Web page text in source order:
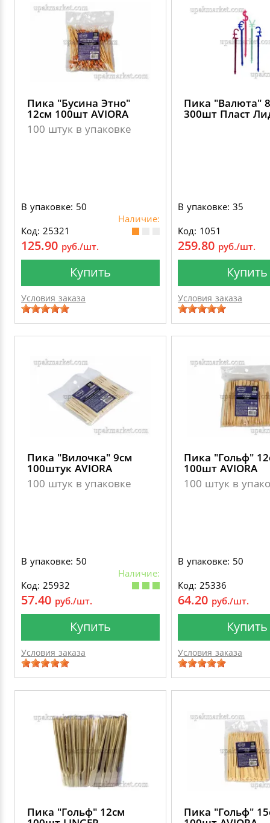
Пика "Бусина Этно"
12см 100шт AVIORA
100 штук в упаковке
В упаковке: 50
Наличие:
Код: 25321
125.90 руб./шт.
Купить
Условия заказа
Пика "Валюта"
300шт Пласт
В упаковке: 35
Код: 1051
259.80 руб./шт.
Купить
Условия заказа
Пика "Вилочка" 9см
100штук AVIORA
100 штук в упаковке
В упаковке: 50
Наличие:
Код: 25932
57.40 руб./шт.
Купить
Условия заказа
Пика "Гольф"
100шт AVIORA
100 штук в
В упаковке: 50
Код: 25336
64.20 руб./шт.
Купить
Условия заказа
Пика "Гольф" 12см Пика "Гольф"